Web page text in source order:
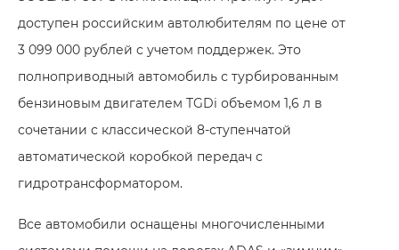
доступен российским автолюбителям по цене от
3 099 000 рублей с учетом поддержек. Это
полноприводный автомобиль с турбированным
бензиновым двигателем TGDi объемом 1,6 л в
сочетании с классической 8-ступенчатой
автоматической коробкой передач с
гидротрансформатором.
Все автомобили оснащены многочисленными